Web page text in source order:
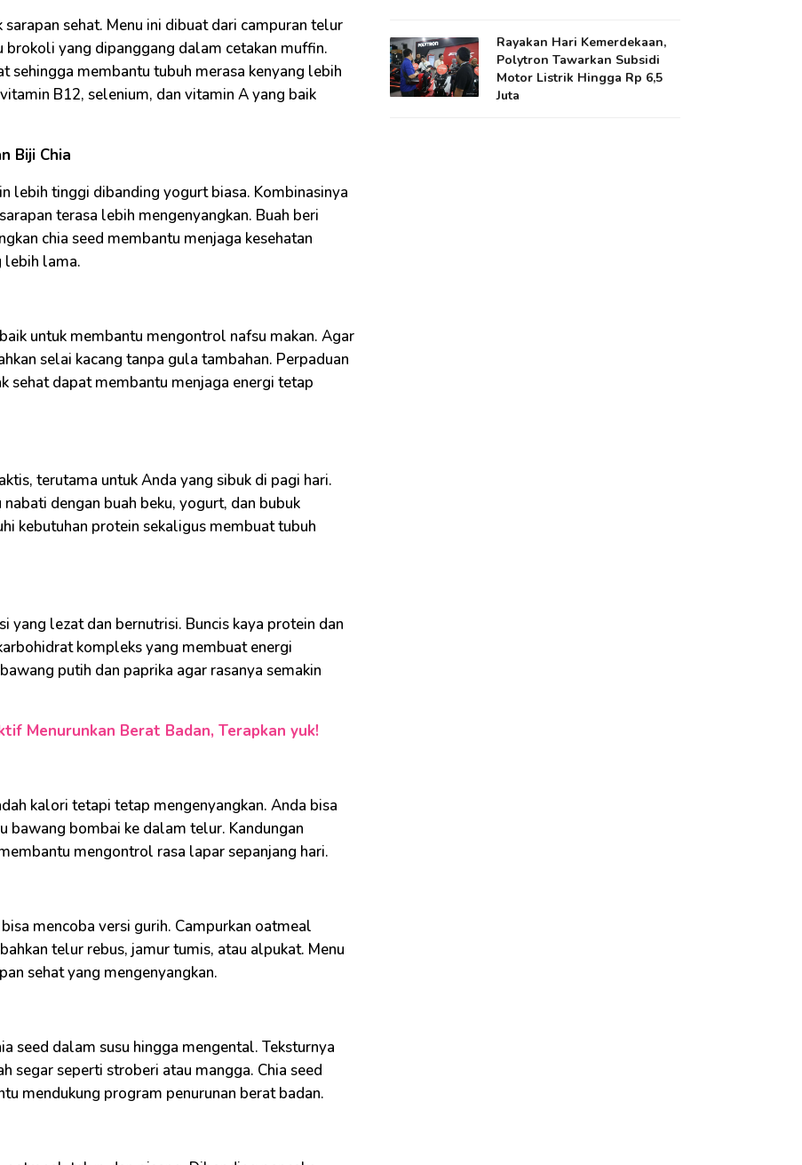
sehat. Menu ini dibuat dari campuran telur
brokoli yang dipanggang dalam cetakan muffin.
sehingga membantu tubuh merasa kenyang lebih
B12, selenium, dan vitamin A yang baik
Biji Chia
lebih tinggi dibanding yogurt biasa. Kombinasinya
terasa lebih mengenyangkan. Buah beri
chia seed membantu menjaga kesehatan
lebih lama.
untuk membantu mengontrol nafsu makan. Agar
selai kacang tanpa gula tambahan. Perpaduan
sehat dapat membantu menjaga energi tetap
terutama untuk Anda yang sibuk di pagi hari.
dengan buah beku, yogurt, dan bubuk
kebutuhan protein sekaligus membuat tubuh
yang lezat dan bernutrisi. Buncis kaya protein dan
kompleks yang membuat energi
putih dan paprika agar rasanya semakin
Menurunkan Berat Badan, Terapkan yuk!
kalori tetapi tetap mengenyangkan. Anda bisa
bawang bombai ke dalam telur. Kandungan
mengontrol rasa lapar sepanjang hari.
mencoba versi gurih. Campurkan oatmeal
telur rebus, jamur tumis, atau alpukat. Menu
sehat yang mengenyangkan.
seed dalam susu hingga mengental. Teksturnya
segar seperti stroberi atau mangga. Chia seed
mendukung program penurunan berat badan.
Rayakan Hari Kemerdekaan,
Polytron Tawarkan Subsidi
Motor Listrik Hingga Rp 6,5
Juta